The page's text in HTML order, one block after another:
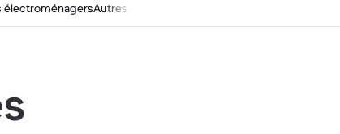
électroménagersAutres